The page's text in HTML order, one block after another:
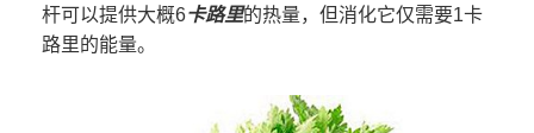
杆可以提供大概6卡路里的热量，但消化它仅需要1卡
路里的能量。